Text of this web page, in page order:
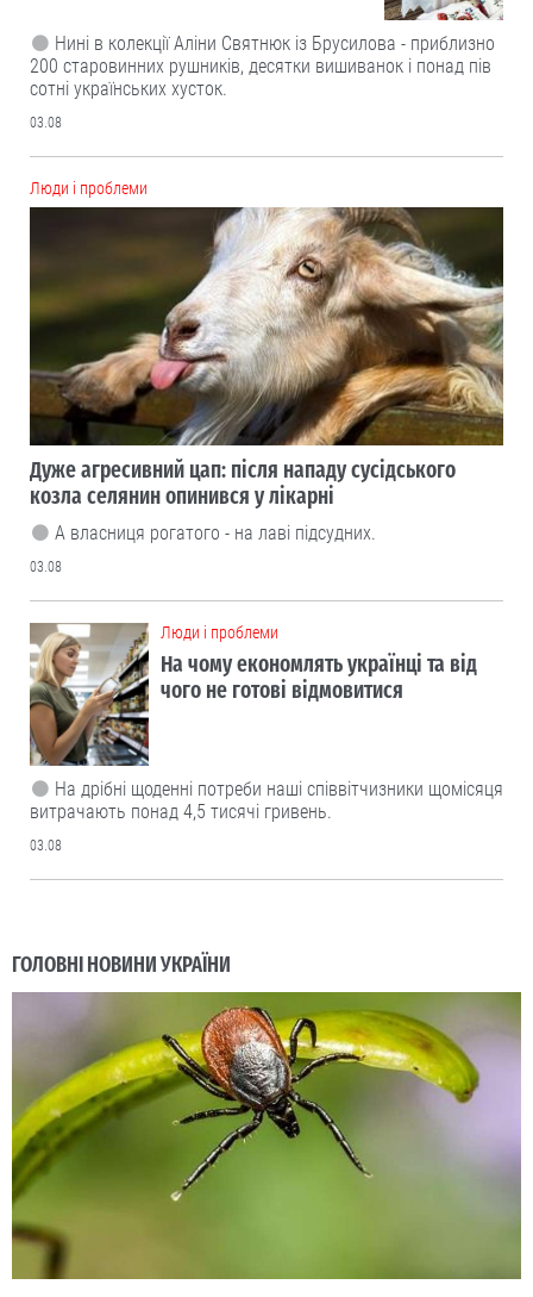
Нині в колекції Аліни Святнюк із Брусилова - приблизно
200 старовинних рушників, десятки вишиванок і понад пів
сотні українських хусток.
03.08
Люди і проблеми
Дуже агресивний цап: після нападу сусідського
козла селянин опинився у лікарні
А власниця рогатого - на лаві підсудних.
03.08
Люди і проблеми
На чому економлять українці та від
чого не готові відмовитися
На дрібні щоденні потреби наші співвітчизники щомісяця
витрачають понад 4,5 тисячі гривень.
03.08
ГОЛОВНІ НОВИНИ УКРАЇНИ